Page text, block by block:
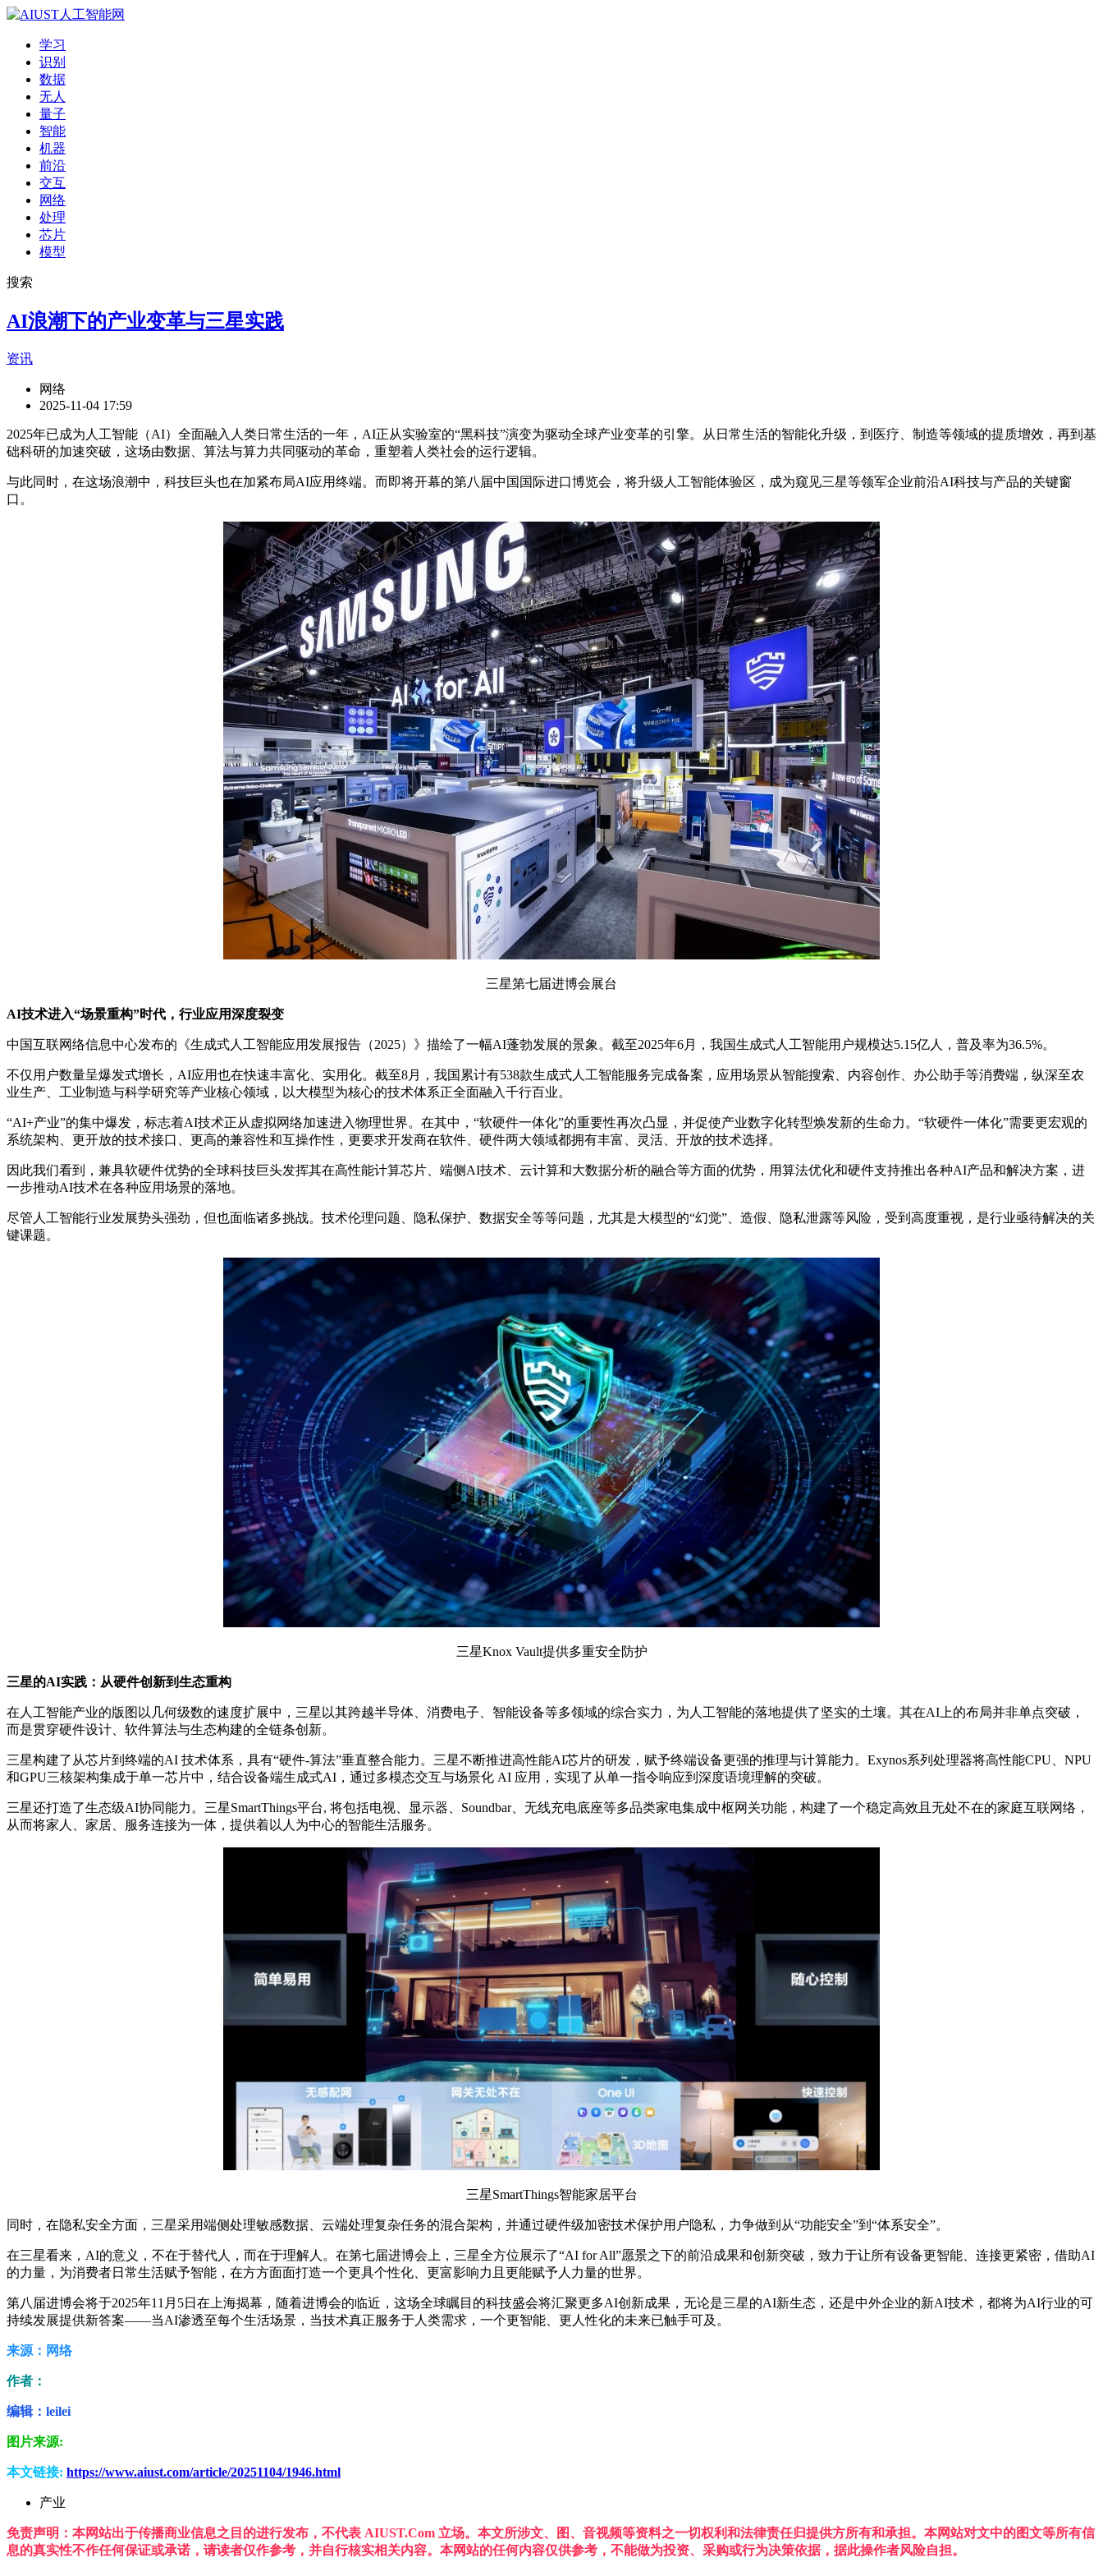
学习
识别
数据
无人
量子
智能
机器
前沿
交互
网络
处理
芯片
模型
搜索
AI浪潮下的产业变革与三星实践
资讯
网络
2025-11-04 17:59
2025年已成为人工智能（AI）全面融入人类日常生活的一年，AI正从实验室的“黑科技”演变为驱动全球产业变革的引擎。从日常生活的智能化升级，到医疗、制造等领域的提质增效，再到基
础科研的加速突破，这场由数据、算法与算力共同驱动的革命，重塑着人类社会的运行逻辑。
与此同时，在这场浪潮中，科技巨头也在加紧布局AI应用终端。而即将开幕的第八届中国国际进口博览会，将升级人工智能体验区，成为窥见三星等领军企业前沿AI科技与产品的关键窗
口。
三星第七届进博会展台
AI技术进入“场景重构”时代，行业应用深度裂变
中国互联网络信息中心发布的《生成式人工智能应用发展报告（2025）》描绘了一幅AI蓬勃发展的景象。截至2025年6月，我国生成式人工智能用户规模达5.15亿人，普及率为36.5%。
不仅用户数量呈爆发式增长，AI应用也在快速丰富化、实用化。截至8月，我国累计有538款生成式人工智能服务完成备案，应用场景从智能搜索、内容创作、办公助手等消费端，纵深至农
业生产、工业制造与科学研究等产业核心领域，以大模型为核心的技术体系正全面融入千行百业。
“AI+产业”的集中爆发，标志着AI技术正从虚拟网络加速进入物理世界。在其中，“软硬件一体化”的重要性再次凸显，并促使产业数字化转型焕发新的生命力。“软硬件一体化”需要更宏观的
系统架构、更开放的技术接口、更高的兼容性和互操作性，更要求开发商在软件、硬件两大领域都拥有丰富、灵活、开放的技术选择。
因此我们看到，兼具软硬件优势的全球科技巨头发挥其在高性能计算芯片、端侧AI技术、云计算和大数据分析的融合等方面的优势，用算法优化和硬件支持推出各种AI产品和解决方案，进
一步推动AI技术在各种应用场景的落地。
尽管人工智能行业发展势头强劲，但也面临诸多挑战。技术伦理问题、隐私保护、数据安全等等问题，尤其是大模型的“幻觉”、造假、隐私泄露等风险，受到高度重视，是行业亟待解决的关
键课题。
三星Knox Vault提供多重安全防护
三星的AI实践：从硬件创新到生态重构
在人工智能产业的版图以几何级数的速度扩展中，三星以其跨越半导体、消费电子、智能设备等多领域的综合实力，为人工智能的落地提供了坚实的土壤。其在AI上的布局并非单点突破，
而是贯穿硬件设计、软件算法与生态构建的全链条创新。
三星构建了从芯片到终端的AI 技术体系，具有“硬件-算法”垂直整合能力。三星不断推进高性能AI芯片的研发，赋予终端设备更强的推理与计算能力。Exynos系列处理器将高性能CPU、NPU
和GPU三核架构集成于单一芯片中，结合设备端生成式AI，通过多模态交互与场景化 AI 应用，实现了从单一指令响应到深度语境理解的突破。
三星还打造了生态级AI协同能力。三星SmartThings平台, 将包括电视、显示器、Soundbar、无线充电底座等多品类家电集成中枢网关功能，构建了一个稳定高效且无处不在的家庭互联网络，
从而将家人、家居、服务连接为一体，提供着以人为中心的智能生活服务。
三星SmartThings智能家居平台
同时，在隐私安全方面，三星采用端侧处理敏感数据、云端处理复杂任务的混合架构，并通过硬件级加密技术保护用户隐私，力争做到从“功能安全”到“体系安全”。
在三星看来，AI的意义，不在于替代人，而在于理解人。在第七届进博会上，三星全方位展示了“AI for All”愿景之下的前沿成果和创新突破，致力于让所有设备更智能、连接更紧密，借助AI
的力量，为消费者日常生活赋予智能，在方方面面打造一个更具个性化、更富影响力且更能赋予人力量的世界。
第八届进博会将于2025年11月5日在上海揭幕，随着进博会的临近，这场全球瞩目的科技盛会将汇聚更多AI创新成果，无论是三星的AI新生态，还是中外企业的新AI技术，都将为AI行业的可
持续发展提供新答案——当AI渗透至每个生活场景，当技术真正服务于人类需求，一个更智能、更人性化的未来已触手可及。
来源：网络
作者：
编辑：leilei
图片来源:
本文链接: https://www.aiust.com/article/20251104/1946.html
产业
免责声明：本网站出于传播商业信息之目的进行发布，不代表 AIUST.Com 立场。本文所涉文、图、音视频等资料之一切权利和法律责任归提供方所有和承担。本网站对文中的图文等所有信
息的真实性不作任何保证或承诺，请读者仅作参考，并自行核实相关内容。本网站的任何内容仅供参考，不能做为投资、采购或行为决策依据，据此操作者风险自担。